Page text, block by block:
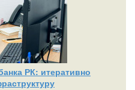
РК: итеративно